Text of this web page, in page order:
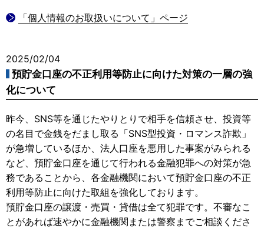
「個人情報のお取扱いについて」ページ
2025/02/04
預貯金口座の不正利用等防止に向けた対策の一層の強
化について
昨今、SNS等を通じたやりとりで相手を信頼させ、投資等
の名目で金銭をだまし取る「SNS型投資・ロマンス詐欺」
が急増しているほか、法人口座を悪用した事案がみられる
など、預貯金口座を通じて行われる金融犯罪への対策が急
務であることから、各金融機関において預貯金口座の不正
利用等防止に向けた取組を強化しております。
預貯金口座の譲渡・売買・貸借は全て犯罪です。不審なこ
とがあれば速やかに金融機関または警察までご相談くださ